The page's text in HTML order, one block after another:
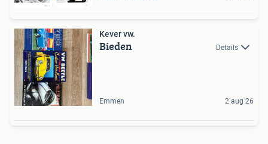
Kever vw.
Bieden Details
Emmen 2 aug 26